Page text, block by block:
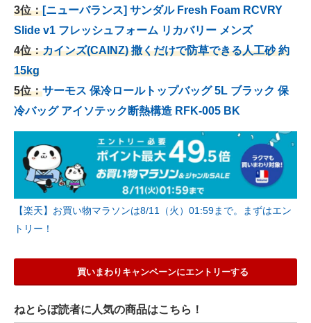
3位：[ニューバランス] サンダル Fresh Foam RCVRY
Slide v1 フレッシュフォーム リカバリー メンズ
4位：カインズ(CAINZ) 撒くだけで防草できる人工砂 約
15kg
5位：サーモス 保冷ロールトップバッグ 5L ブラック 保
冷バッグ アイソテック断熱構造 RFK-005 BK
【楽天】お買い物マラソンは8/11（火）01:59まで。まずはエン
トリー！
買いまわりキャンペーンにエントリーする
ねとらぼ読者に人気の商品はこちら！